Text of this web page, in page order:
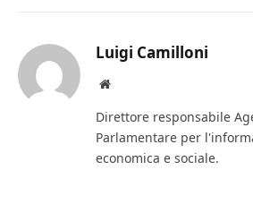
Luigi Camilloni
Website
Direttore responsabile
Parlamentare per
economica e sociale.